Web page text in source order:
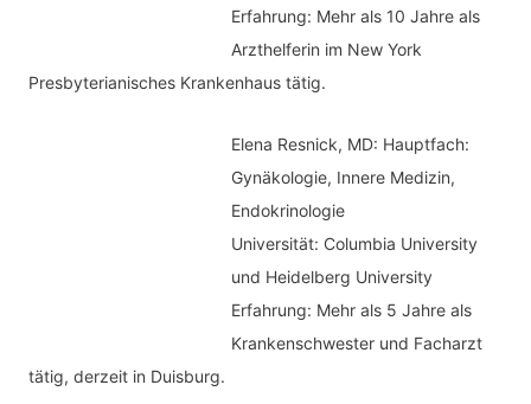
Erfahrung: Mehr als 10 Jahre als
Arzthelferin im New York
Presbyterianisches Krankenhaus tätig.
Elena Resnick, MD: Hauptfach:
Gynäkologie, Innere Medizin,
Endokrinologie
Universität: Columbia University
und Heidelberg University
Erfahrung: Mehr als 5 Jahre als
Krankenschwester und Facharzt
tätig, derzeit in Duisburg.